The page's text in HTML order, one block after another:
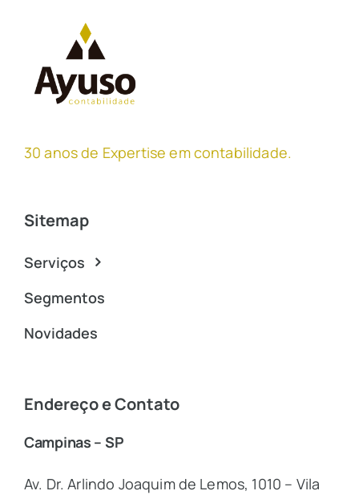
30 anos de Expertise em contabilidade.
Sitemap
Serviços
Segmentos
Novidades
Endereço e Contato
Campinas – SP
Av. Dr. Arlindo Joaquim de Lemos, 1010 – Vila